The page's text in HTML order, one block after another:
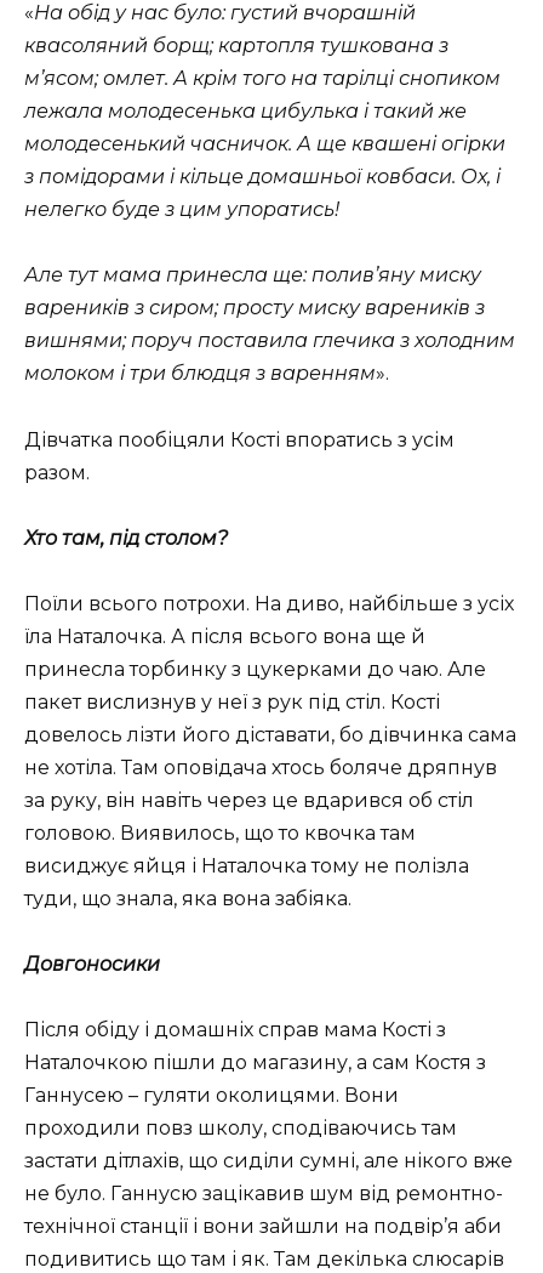
«На обід у нас було: густий вчорашній
квасоляний борщ; картопля тушкована з
м’ясом; омлет. А крім того на тарілці снопиком
лежала молодесенька цибулька і такий же
молодесенький часничок. А ще квашені огірки
з помідорами і кільце домашньої ковбаси. Ох, і
нелегко буде з цим упоратись!
Але тут мама принесла ще: полив’яну миску
вареників з сиром; просту миску вареників з
вишнями; поруч поставила глечика з холодним
молоком і три блюдця з варенням».
Дівчатка пообіцяли Кості впоратись з усім
разом.
Хто там, під столом?
Поїли всього потрохи. На диво, найбільше з усіх
їла Наталочка. А після всього вона ще й
принесла торбинку з цукерками до чаю. Але
пакет вислизнув у неї з рук під стіл. Кості
довелось лізти його діставати, бо дівчинка сама
не хотіла. Там оповідача хтось боляче дряпнув
за руку, він навіть через це вдарився об стіл
головою. Виявилось, що то квочка там
висиджує яйця і Наталочка тому не полізла
туди, що знала, яка вона забіяка.
Довгоносики
Після обіду і домашніх справ мама Кості з
Наталочкою пішли до магазину, а сам Костя з
Ганнусею – гуляти околицями. Вони
проходили повз школу, сподіваючись там
застати дітлахів, що сиділи сумні, але нікого вже
не було. Ганнусю зацікавив шум від ремонтно-
технічної станції і вони зайшли на подвір’я аби
подивитись що там і як. Там декілька слюсарів